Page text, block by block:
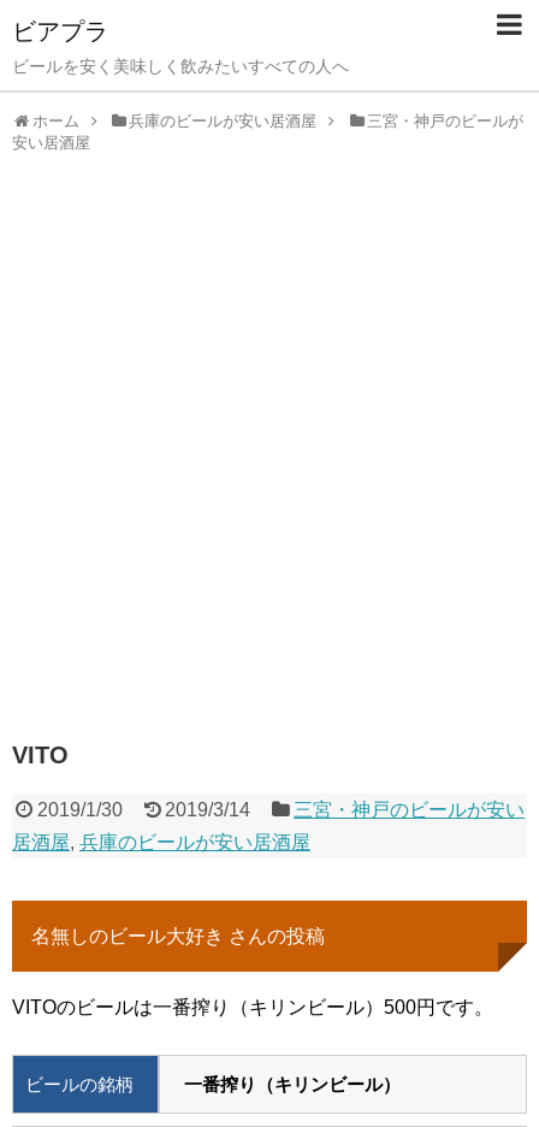
ビアプラ
ビールを安く美味しく飲みたいすべての人へ
ホーム 兵庫のビールが安い居酒屋
三宮・神戸のビールが
安い居酒屋
VITO
2019/1/30 2019/3/14
三宮・神戸のビールが安い
居酒屋, 兵庫のビールが安い居酒屋
名無しのビール大好き さんの投稿
VITOのビールは一番搾り（キリンビール）500円です。
ビールの銘柄 一番搾り（キリンビール）